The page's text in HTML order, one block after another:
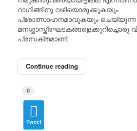
റാഗിങ്ങിനു വഴിയൊരുക്കുകയും
പ്രോത്സാഹനമാവുകയും ചെയ്യുന്ന
മനശ്ശാസ്ത്രഘടകങ്ങളെക്കുറിച്ചൊരു
പ്രസക്തമാണ്.
Continue reading
0
Tweet